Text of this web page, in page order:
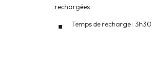
rechargées
Temps de recharge : 3h30